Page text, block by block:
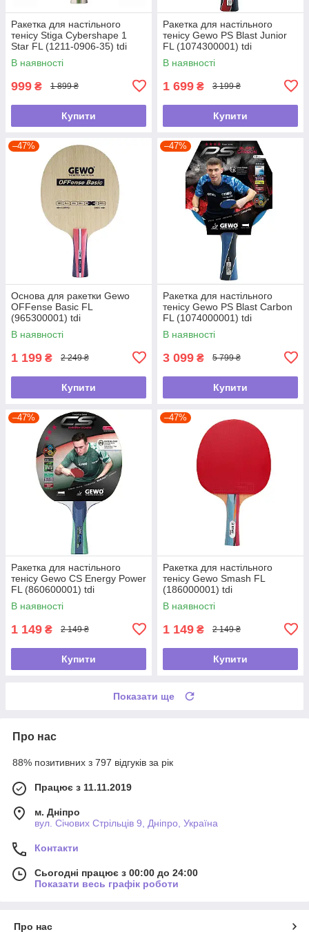
Ракетка для настільного
тенісу Stiga Cybershape 1
Star FL (1211-0906-35) tdi
В наявності
999 ₴ 1 899 ₴
Купити
Ракетка для настільного
тенісу Gewo PS Blast Junior
FL (1074300001) tdi
В наявності
1 699 ₴ 3 199 ₴
Купити
–47%
Основа для ракетки Gewo
OFFense Basic FL
(965300001) tdi
В наявності
1 199 ₴ 2 249 ₴
Купити
–47%
Ракетка для настільного
тенісу Gewo PS Blast Carbon
FL (1074000001) tdi
В наявності
3 099 ₴ 5 799 ₴
Купити
–47%
Ракетка для настільного
тенісу Gewo CS Energy Power
FL (860600001) tdi
В наявності
1 149 ₴ 2 149 ₴
Купити
–47%
Ракетка для настільного
тенісу Gewo Smash FL
(186000001) tdi
В наявності
1 149 ₴ 2 149 ₴
Купити
Показати ще
Про нас
88% позитивних з 797 відгуків за рік
Працює з 11.11.2019
м. Дніпро
вул. Січових Стрільців 9, Дніпро, Україна
Контакти
Сьогодні працює з 00:00 до 24:00
Показати весь графік роботи
Про нас